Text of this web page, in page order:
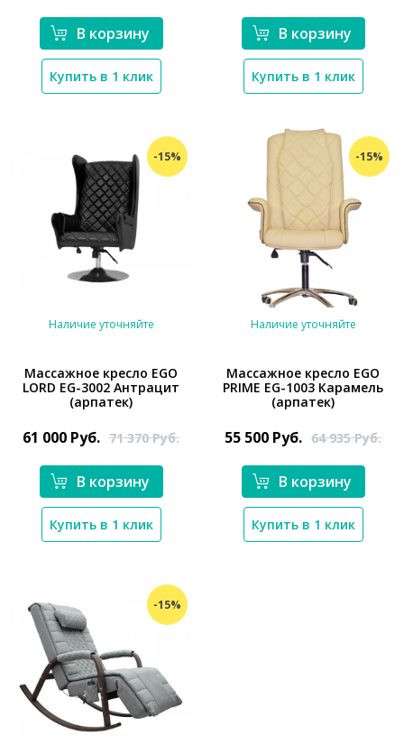
В корзину
Купить в 1 клик
В корзину
Купить в 1 клик
-15%
*}
Наличие уточняйте
Массажное кресло EGO
LORD EG-3002 Антрацит
(арпатек)
61 000 Руб. 71 370Руб.
В корзину
Купить в 1 клик
-15%
*}
Наличие уточняйте
Массажное кресло EGO
PRIME EG-1003 Карамель
(арпатек)
55 500 Руб. 64 935Руб.
В корзину
Купить в 1 клик
-15%